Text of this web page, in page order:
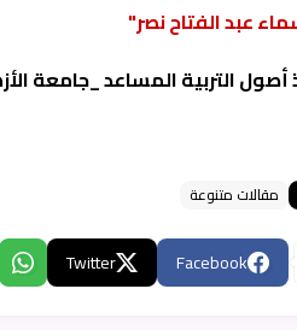
عبد الفتاح نصر"
أصول التربية المساعد _جامعة
مقالات متنوعة
Facebook
Twitter